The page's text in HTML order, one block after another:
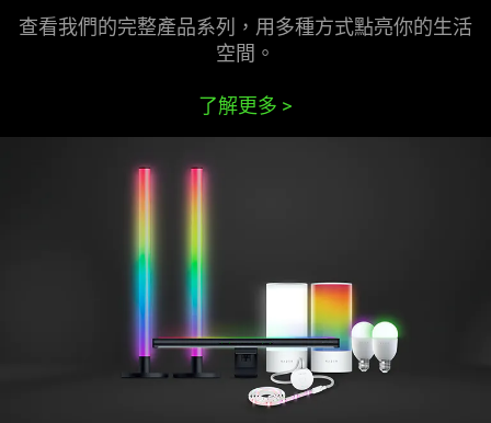
查看我們的完整產品系列，用多種方式點亮你的生活
空間。
了解更多 >